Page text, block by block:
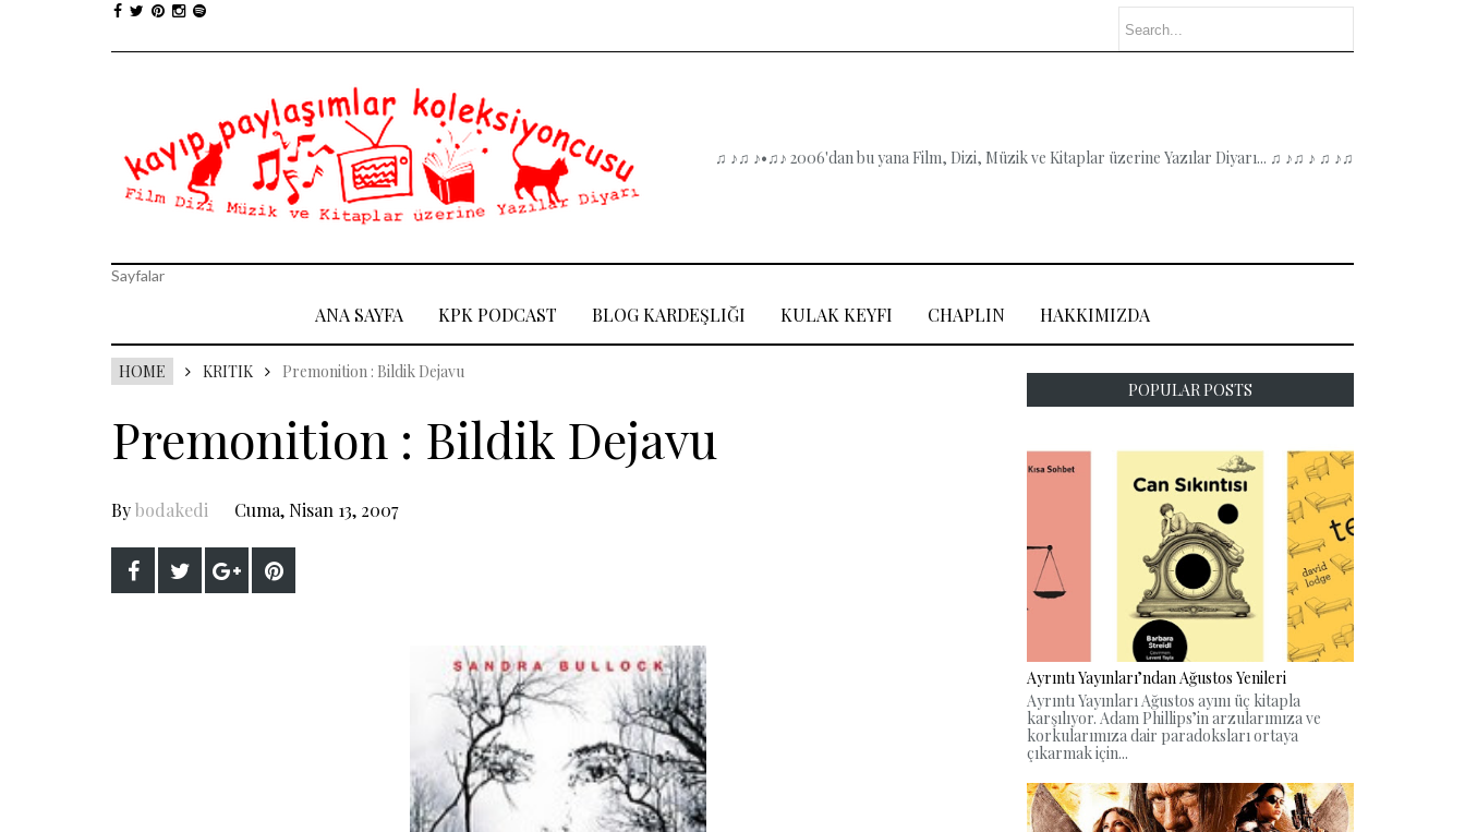
♫ ♪♫ ♪•♫♪ 2006'dan bu yana Film, Dizi, Müzik ve Kitaplar üzerine Yazılar Diyarı... ♫ ♪♫ ♪ ♫ ♪♫
Sayfalar
ANA SAYFA KPK PODCAST BLOG KARDEŞLIĞI KULAK KEYFI CHAPLIN HAKKIMIZDA
HOME KRITIK Premonition : Bildik Dejavu
Premonition : Bildik Dejavu
Bybodakedi Cuma, Nisan 13, 2007
POPULAR POSTS
Ayrıntı Yayınları’ndan Ağustos Yenileri
Ayrıntı Yayınları Ağustos ayını üç kitapla
karşılıyor. Adam Phillips’in arzularımıza ve
korkularımıza dair paradoksları ortaya
çıkarmak için...